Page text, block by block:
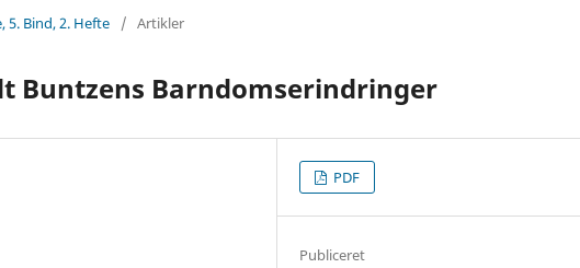
5. Bind, 2. Hefte / Artikler
Buntzens Barndomserindringer
PDF
Publiceret